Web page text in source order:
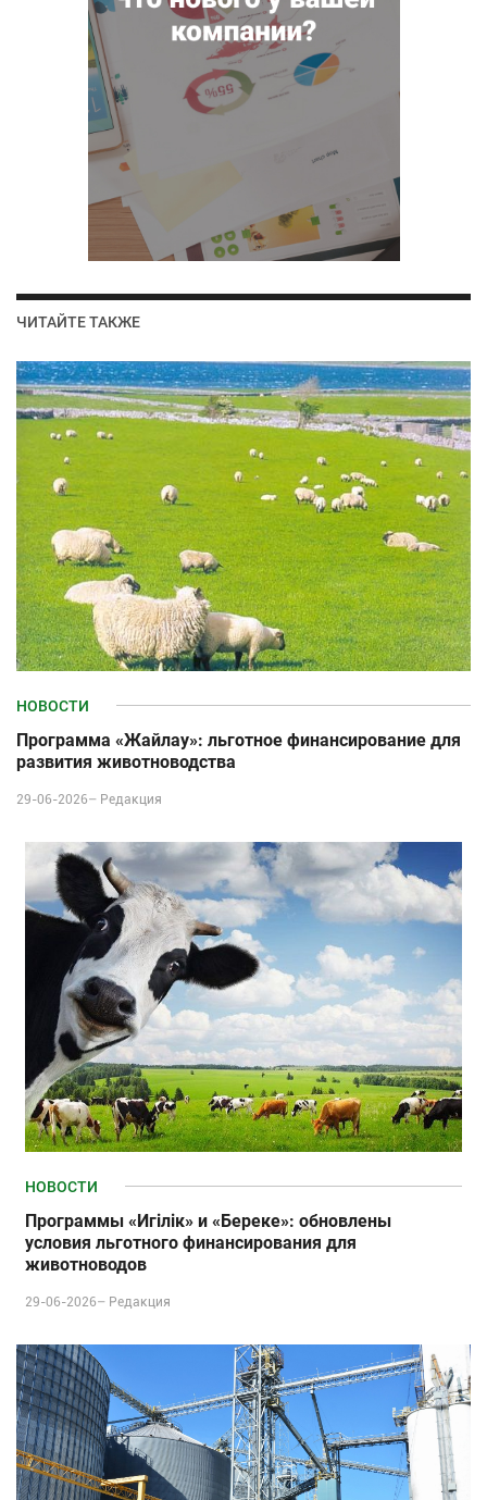
ЧИТАЙТЕ ТАКЖЕ
НОВОСТИ
Программа «Жайлау»: льготное финансирование для
развития животноводства
29-06-2026– Редакция
НОВОСТИ
Программы «Игілік» и «Береке»: обновлены
условия льготного финансирования для
животноводов
29-06-2026– Редакция